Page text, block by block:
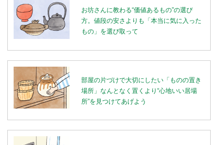
お坊さんに教わる“価値あるもの”の選び
方。値段の安さよりも「本当に気に入った
もの」を選び取って
部屋の片づけで大切にしたい「ものの置き
場所」なんとなく置くより“心地いい居場
所”を見つけてあげよう